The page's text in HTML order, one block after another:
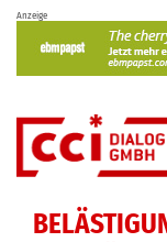
Skip
content
Anzeige